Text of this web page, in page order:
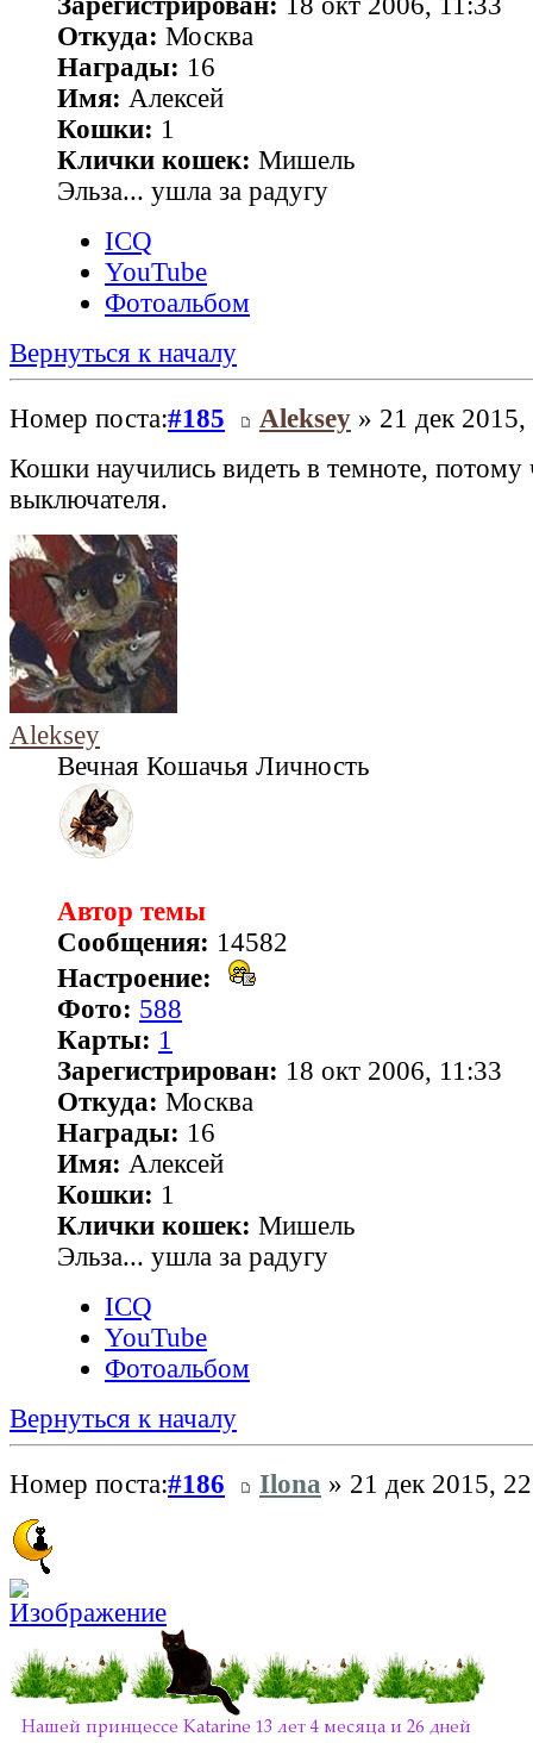
Откуда: Москва
Награды: 16
Имя: Алексей
Кошки: 1
Клички кошек: Мишель
Эльза... ушла за радугу
ICQ
YouTube
Фотоальбом
Вернуться к началу
Номер поста:#185 Aleksey » 21 дек
Кошки научились видеть в темноте, потому
выключателя.
Aleksey
Вечная Кошачья Личность
Автор темы
Сообщения: 14582
Настроение:
Фото: 588
Карты: 1
Зарегистрирован: 18 окт 2006, 11:33
Откуда: Москва
Награды: 16
Имя: Алексей
Кошки: 1
Клички кошек: Мишель
Эльза... ушла за радугу
ICQ
YouTube
Фотоальбом
Вернуться к началу
Номер поста:#186 Ilona » 21 дек 2015,